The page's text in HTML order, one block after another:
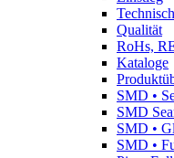
Qualität
RoHs,
Kataloge
SMD •
SMD
SMD •
SMD •